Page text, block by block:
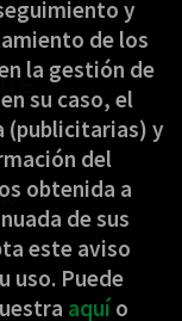
y
de los
la gestión de
su caso, el
(publicitarias) y
del
obtenida a
de sus
este aviso
uso. Puede
aquío